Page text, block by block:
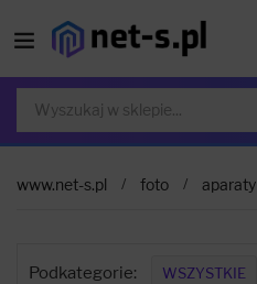
www.net-s.pl foto aparaty
Podkategorie: WSZYSTKIE